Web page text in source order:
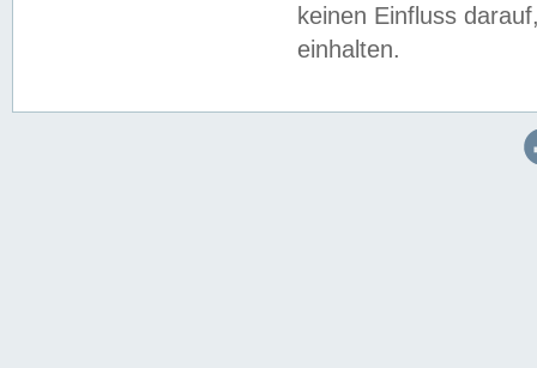
keinen Einfluss
einhalten.